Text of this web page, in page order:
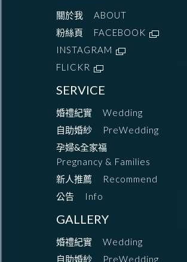
關於我
ABOUT
粉絲頁
FACEBOOK
INSTAGRAM
FLICKR
SERVICE
婚禮紀實
Wedding
自助婚紗
PreWedding
孕婦&全家福
Pregnancy & Families
新人推薦
Recommend
公告
Info
GALLERY
婚禮紀實
Wedding
自助婚紗
PreWedding